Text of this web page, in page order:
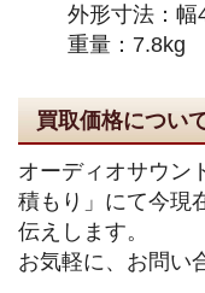
外形寸法：
重量：7.8kg
買取価格につい
オーディオサウン
積もり」にて今現
伝えします。
お気軽に、お問い